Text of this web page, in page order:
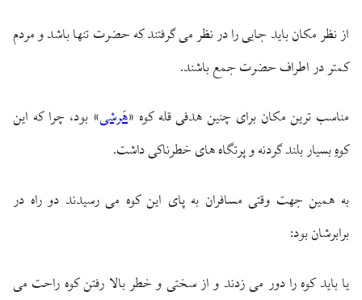
از نظر مكان بايد جايى را در نظر مى‏ گرفتند كه حضرت تنها باشد و مردم
كمتر در اطراف حضرت جمع باشند.
مناسب‏ ترين مكان براى چنين هدفى قله كوه «هَرشی» بود، چرا كه اين
كوهِ بسيار بلند گردنه و پرتگاه‏ هاى خطرناكى داشت.
به همين جهت وقتى مسافران به پاى اين كوه مى‏ رسيدند دو راه در
برابرشان بود:
يا بايد كوه را دور مى‏ زدند و از سختى و خطر بالا رفتن كوه راحت مى‏